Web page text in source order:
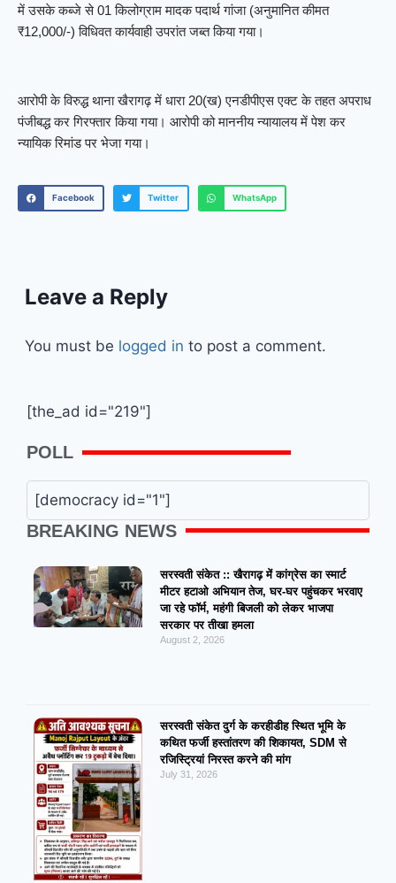
में उसके कब्जे से 01 किलोग्राम मादक पदार्थ गांजा (अनुमानित कीमत
₹12,000/-) विधिवत कार्यवाही उपरांत जब्त किया गया।
आरोपी के विरुद्ध थाना खैरागढ़ में धारा 20(ख) एनडीपीएस एक्ट के तहत अपराध
पंजीबद्ध कर गिरफ्तार किया गया। आरोपी को माननीय न्यायालय में पेश कर
न्यायिक रिमांड पर भेजा गया।
Facebook Twitter WhatsApp
Leave a Reply
You must be logged in to post a comment.
[the_ad id="219"]
POLL
[democracy id="1"]
BREAKING NEWS
सरस्वती संकेत :: खैरागढ़ में कांग्रेस का स्मार्ट
मीटर हटाओ अभियान तेज, घर-घर पहुंचकर भरवाए
जा रहे फॉर्म, महंगी बिजली को लेकर भाजपा
सरकार पर तीखा हमला
August 2, 2026
सरस्वती संकेत दुर्ग के करहीडीह स्थित भूमि के
कथित फर्जी हस्तांतरण की शिकायत, SDM से
रजिस्ट्रियां निरस्त करने की मांग
July 31, 2026